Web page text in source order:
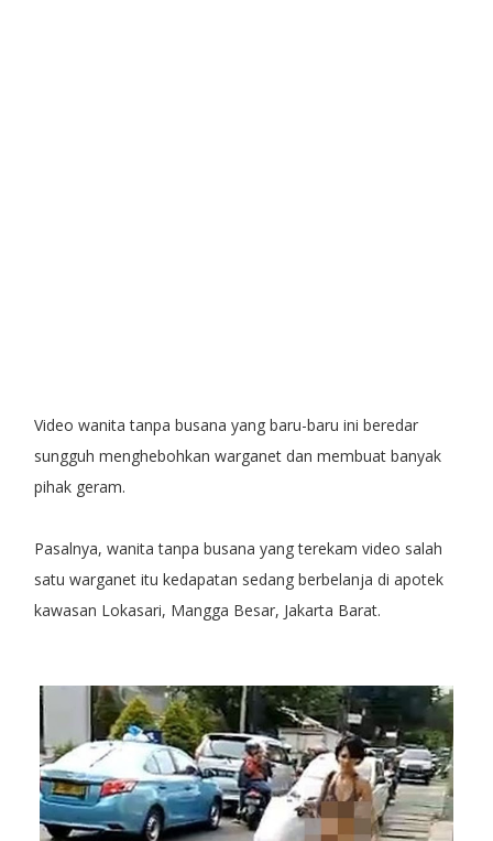
Video wanita tanpa busana yang baru-baru ini beredar
sungguh menghebohkan warganet dan membuat banyak
pihak geram.
Pasalnya, wanita tanpa busana yang terekam video salah
satu warganet itu kedapatan sedang berbelanja di apotek
kawasan Lokasari, Mangga Besar, Jakarta Barat.